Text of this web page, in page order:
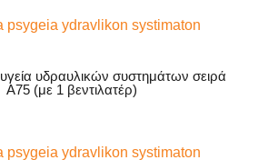
υδραυλικών συστημάτων σειρά
A75 (με 1 βεντιλατέρ)